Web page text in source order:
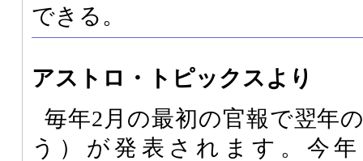
できる。
アストロ・トピックスより
毎年2月の最初の官報で翌年
う）が発表されます。今